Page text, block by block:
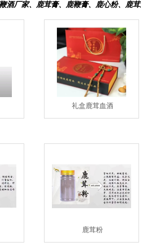
酒厂家、鹿茸膏、鹿鞭膏、鹿心粉、鹿
礼盒鹿茸血酒
鹿茸粉